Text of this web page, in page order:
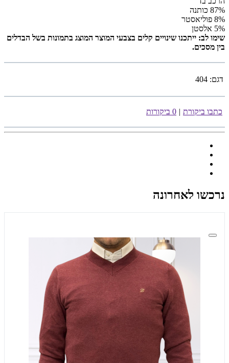
87% כותנה
8% פוליאסטר
5% אלסטן
שימו לב: ייתכנו שינויים קלים בצבעי המוצר המוצג בתמונות בשל הבדלים
בין מסכים.
דגם: 404
כתבו ביקורת | 0 ביקורות
נרכשו לאחרונה